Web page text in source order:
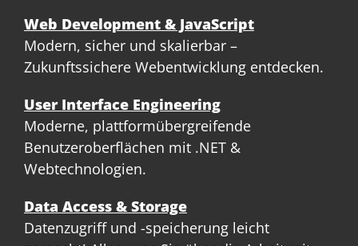
Web Development & JavaScript
Modern, sicher und skalierbar –
Zukunftssichere Webentwicklung entdecken.
User Interface Engineering
Moderne, plattformübergreifende
Benutzeroberflächen mit .NET &
Webtechnologien.
Data Access & Storage
Datenzugriff und -speicherung leicht